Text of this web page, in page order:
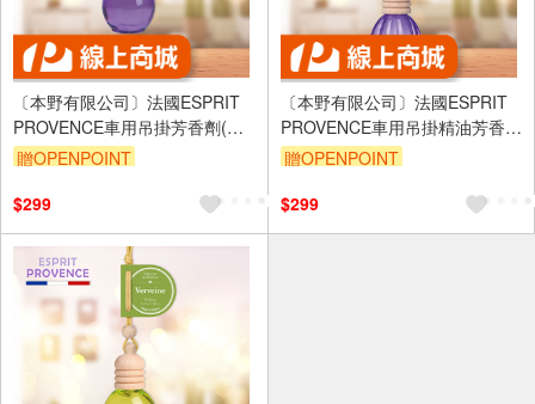
〔本野有限公司〕法國ESPRIT
PROVENCE車用吊掛芳香劑(放
鬆舒緩薰衣草)10ml -1入
贈OPENPOINT
$299
〔本野有限公司〕法國ESPRIT
PROVENCE車用吊掛精油芳香劑
(放鬆舒緩薰衣草)10ml -1入
贈OPENPOINT
$299